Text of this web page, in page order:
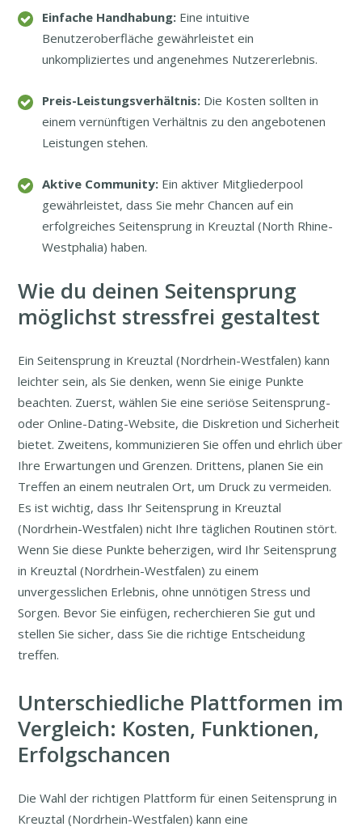
Einfache Handhabung: Eine intuitive
Benutzeroberfläche gewährleistet ein
unkompliziertes und angenehmes Nutzererlebnis.
Preis-Leistungsverhältnis: Die Kosten sollten in
einem vernünftigen Verhältnis zu den angebotenen
Leistungen stehen.
Aktive Community: Ein aktiver Mitgliederpool
gewährleistet, dass Sie mehr Chancen auf ein
erfolgreiches Seitensprung in Kreuztal (North Rhine-
Westphalia) haben.
Wie du deinen Seitensprung
möglichst stressfrei gestaltest
Ein Seitensprung in Kreuztal (Nordrhein-Westfalen) kann
leichter sein, als Sie denken, wenn Sie einige Punkte
beachten. Zuerst, wählen Sie eine seriöse Seitensprung-
oder Online-Dating-Website, die Diskretion und Sicherheit
bietet. Zweitens, kommunizieren Sie offen und ehrlich über
Ihre Erwartungen und Grenzen. Drittens, planen Sie ein
Treffen an einem neutralen Ort, um Druck zu vermeiden.
Es ist wichtig, dass Ihr Seitensprung in Kreuztal
(Nordrhein-Westfalen) nicht Ihre täglichen Routinen stört.
Wenn Sie diese Punkte beherzigen, wird Ihr Seitensprung
in Kreuztal (Nordrhein-Westfalen) zu einem
unvergesslichen Erlebnis, ohne unnötigen Stress und
Sorgen. Bevor Sie einfügen, recherchieren Sie gut und
stellen Sie sicher, dass Sie die richtige Entscheidung
treffen.
Unterschiedliche Plattformen im
Vergleich: Kosten, Funktionen,
Erfolgschancen
Die Wahl der richtigen Plattform für einen Seitensprung in
Kreuztal (Nordrhein-Westfalen) kann eine